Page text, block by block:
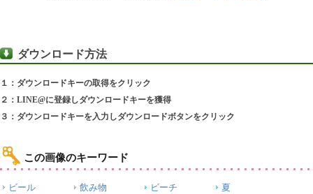
ダウンロード方法
１：ダウンロードキーの取得をクリック
２：LINE@に登録しダウンロードキーを獲得
３：ダウンロードキーを入力しダウンロードボタンをクリック
この画像のキーワード
ビール 飲み物 ビーチ
夏